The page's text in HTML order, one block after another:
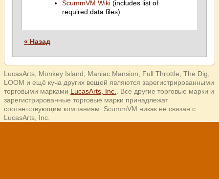
ScummVM Wiki(includes list of
required data files)
« Назад
LucasArts, Monkey Island, Maniac Mansion, Full Throttle, The Dig,
LOOM и ещё куча других вещей являются зарегистрированными
торговыми марками LucasArts, Inc.
. Все другие торговые марки и
зарегистрированные торговые марки принадлежат
соответствующим компаниям. ScummVM никак не связан с
LucasArts, Inc.